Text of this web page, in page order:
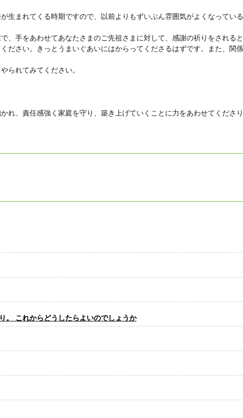
生まれてくる時期ですので、以前よりもずいぶん雰囲気がよくなっている
、手をあわせてあなたさまのご先祖さまに対して、感謝の祈りをされる
ださい。きっとうまいぐあいにはからってくださるはずです。また、関
られてみてください。
れ、責任感強く家庭を守り、築き上げていくことに力をあわせてくださ
。 これからどうしたらよいのでしょうか